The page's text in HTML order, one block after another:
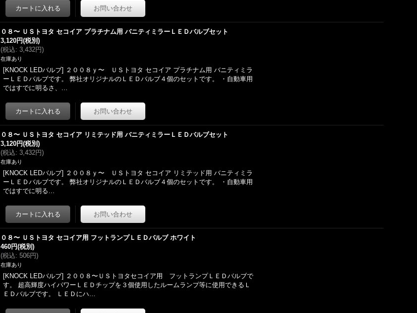
０８〜 ＵＳトヨタ セコイア プラチナム用 バニティミラーＬＥＤバルブセット
3,120円(税別)
(税込: 3,432円)
在庫あり
[KNOCK LEDバルブ] ２００８ｙ〜 ＵＳトヨタ セコイア プラチナム用 バニティミラ
ーＬＥＤバルブです。 弊社オリジナルのＬＥＤバルブ４個のセットです。 ・自動車用
ではすでに明るさ、…
０８〜 ＵＳトヨタ セコイア リミテッド用 バニティミラーＬＥＤバルブセット
3,120円(税別)
(税込: 3,432円)
在庫あり
[KNOCK LEDバルブ] ２００８ｙ〜 ＵＳトヨタ セコイア リミテッド用 バニティミラ
ーＬＥＤバルブです。 弊社オリジナルのＬＥＤバルブ４個のセットです。 ・自動車用
ではすでに明る…
０８〜 ＵＳトヨタ セコイア用 フットランプＬＥＤバルブ ホワイト
460円(税別)
(税込: 506円)
在庫あり
[KNOCK LEDバルブ] ２００８〜ＵＳトヨタセコイア用 フットランプＬＥＤバルブで
す。 超高輝度ハイパワーＬＥＤチップを３個使用したルームランプ等に使用できるＬ
ＥＤバルブです。 ＬＥＤにハ…